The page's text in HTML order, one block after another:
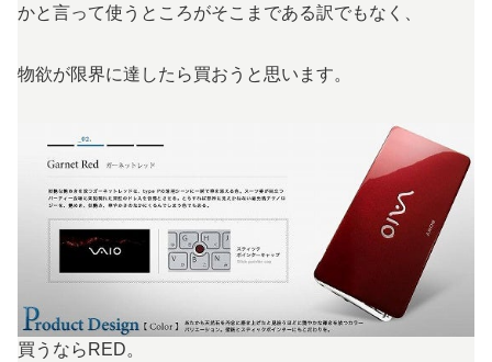
かと言って使うところがそこまである訳でもなく、
物欲が限界に達したら買おうと思います。
買うならRED。